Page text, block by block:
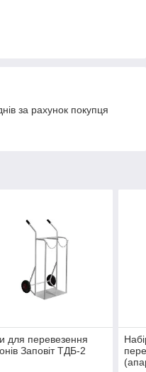
за рахунок покупця
для перевезення
Заповіт ТДБ-2